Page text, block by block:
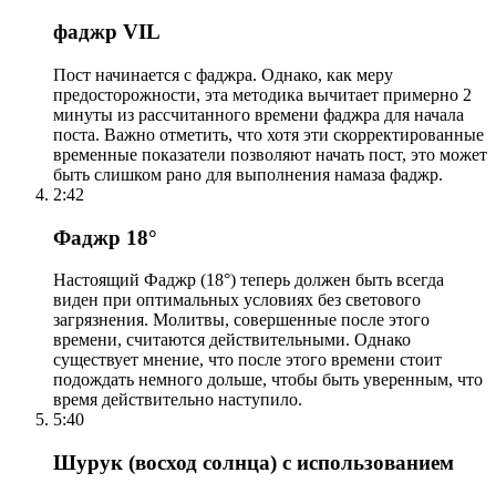
фаджр VIL
Пост начинается с фаджра. Однако, как меру
предосторожности, эта методика вычитает примерно 2
минуты из рассчитанного времени фаджра для начала
поста. Важно отметить, что хотя эти скорректированные
временные показатели позволяют начать пост, это может
быть слишком рано для выполнения намаза фаджр.
2:42
Фаджр 18°
Настоящий Фаджр (18°) теперь должен быть всегда
виден при оптимальных условиях без светового
загрязнения. Молитвы, совершенные после этого
времени, считаются действительными. Однако
существует мнение, что после этого времени стоит
подождать немного дольше, чтобы быть уверенным, что
время действительно наступило.
5:40
Шурук (восход солнца) с использованием